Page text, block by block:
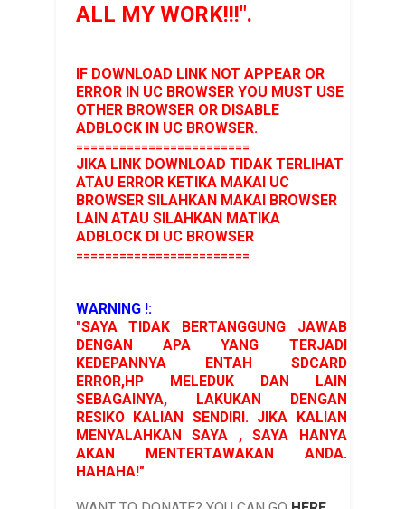
ALL MY WORK!!!".
IF DOWNLOAD LINK NOT APPEAR OR
ERROR IN UC BROWSER YOU MUST USE
OTHER BROWSER OR DISABLE
ADBLOCK IN UC BROWSER.
========================
JIKA LINK DOWNLOAD TIDAK TERLIHAT
ATAU ERROR KETIKA MAKAI UC
BROWSER SILAHKAN MAKAI BROWSER
LAIN ATAU SILAHKAN MATIKA
ADBLOCK DI UC BROWSER
========================
WARNING !:
"SAYA TIDAK BERTANGGUNG JAWAB
DENGAN APA YANG TERJADI
KEDEPANNYA ENTAH SDCARD
ERROR,HP MELEDUK DAN LAIN
SEBAGAINYA, LAKUKAN DENGAN
RESIKO KALIAN SENDIRI. JIKA KALIAN
MENYALAHKAN SAYA , SAYA HANYA
AKAN MENTERTAWAKAN ANDA.
HAHAHA!"